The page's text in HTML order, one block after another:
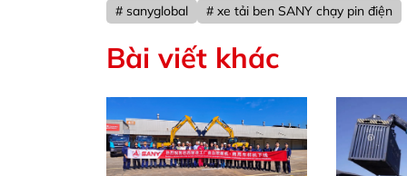
# sanyglobal # xe tải ben SANY chạy pin điện
Bài viết khác